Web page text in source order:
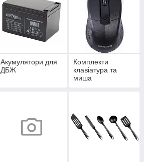
Акумулятори для
ДБЖ
Комплекти
клавіатура та
миша